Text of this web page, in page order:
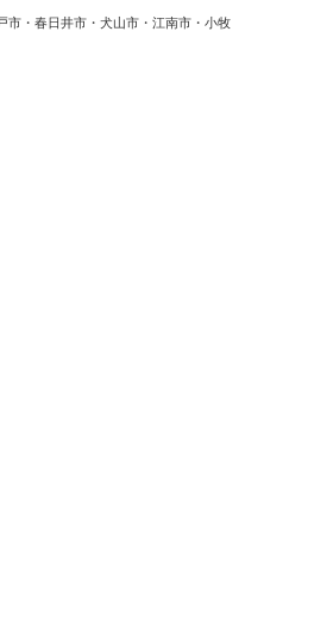
市・春日井市・犬山市・江南市・小牧